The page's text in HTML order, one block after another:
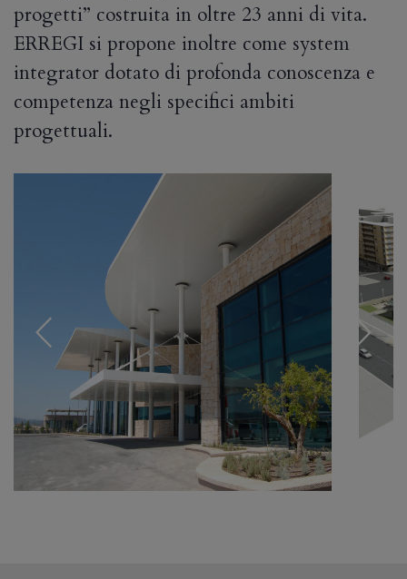
progetti” costruita in oltre 23 anni di vita.
ERREGI si propone inoltre come system
integrator dotato di profonda conoscenza e
competenza negli specifici ambiti
progettuali.